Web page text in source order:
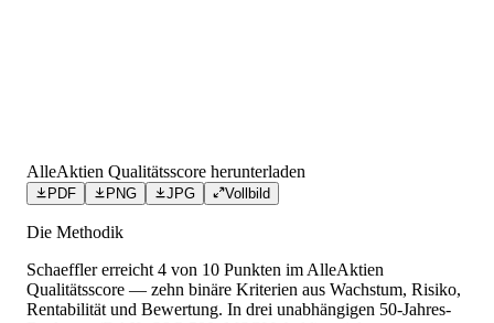
AlleAktien Qualitätsscore herunterladen
PDF PNG JPG Vollbild
Die Methodik
Schaefflererreicht 4 von 10 Punkten im AlleAktien
Qualitätsscore — zehn binäre Kriterien aus Wachstum, Risiko,
Rentabilität und Bewertung. In drei unabhängigen 50-Jahres-